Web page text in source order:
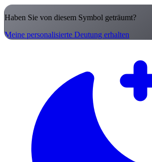
Haben Sie von diesem Symbol geträumt?
Meine personalisierte Deutung erhalten